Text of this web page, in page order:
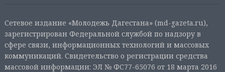
Сетевое издание «Молодежь Дагестана» (md-gazeta.ru),
зарегистрирован Федеральной службой по надзору в
сфере связи, информационных технологий и массовых
коммуникаций. Свидетельство о регистрации средства
массовой информации: ЭЛ № ФС77-65076 от 18 марта 2016